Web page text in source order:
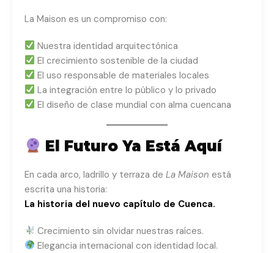
La Maison es un compromiso con:
Nuestra identidad arquitectónica
El crecimiento sostenible de la ciudad
El uso responsable de materiales locales
La integración entre lo público y lo privado
El diseño de clase mundial con alma cuencana
El Futuro Ya Está Aquí
En cada arco, ladrillo y terraza de La Maison está
escrita una historia:
La historia del nuevo capítulo de Cuenca.
Crecimiento sin olvidar nuestras raíces.
Elegancia internacional con identidad local.